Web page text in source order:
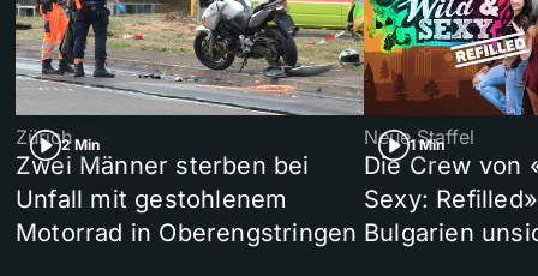
2 Min
Zürich
Zwei Männer sterben bei
Unfall mit gestohlenem
Motorrad in Oberengstringen
1 Min
Neue Staffel
Die Crew von
Sexy:
Bulgarien